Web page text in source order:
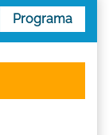
Programa